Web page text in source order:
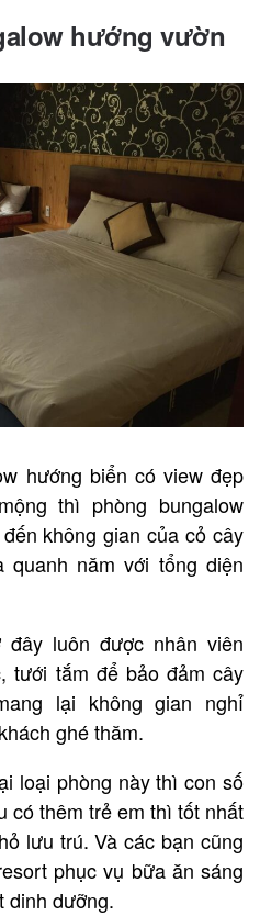
hướng vườn
hướng biển có view đẹp
thì phòng bungalow
không gian của cỏ cây
năm với tổng diện
luôn được nhân viên
tưới tắm để bảo đảm cây
lại không gian nghỉ
ghé thăm.
loại phòng này thì con số
có thêm trẻ em thì tốt nhất
lưu trú. Và các bạn cũng
phục vụ bữa ăn sáng
dinh dưỡng.